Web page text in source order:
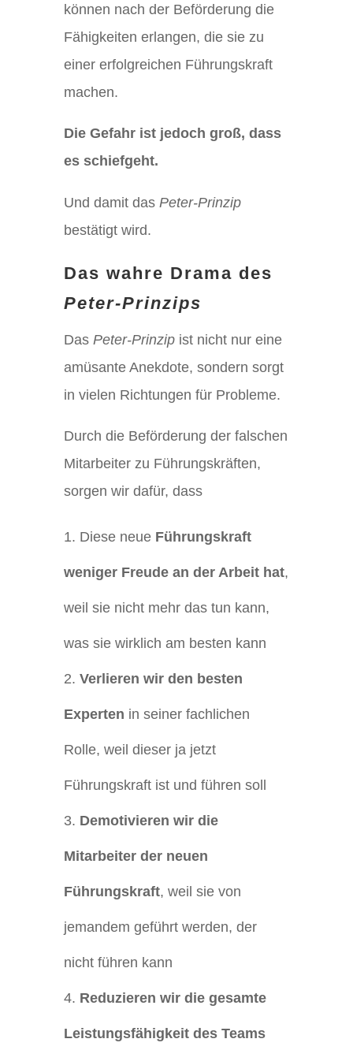
können nach der Beförderung die
Fähigkeiten erlangen, die sie zu
einer erfolgreichen Führungskraft
machen.
Die Gefahr ist jedoch groß, dass
es schiefgeht.
Und damit das Peter-Prinzip
bestätigt wird.
Das wahre Drama des
Peter-Prinzips
Das Peter-Prinzipist nicht nur eine
amüsante Anekdote, sondern sorgt
in vielen Richtungen für Probleme.
Durch die Beförderung der falschen
Mitarbeiter zu Führungskräften,
sorgen wir dafür, dass
Diese neue Führungskraft
weniger Freude an der Arbeit hat,
weil sie nicht mehr das tun kann,
was sie wirklich am besten kann
Verlieren wir den besten
Experten in seiner fachlichen
Rolle, weil dieser ja jetzt
Führungskraft ist und führen soll
Demotivieren wir die
Mitarbeiter der neuen
Führungskraft, weil sie von
jemandem geführt werden, der
nicht führen kann
Reduzieren wir die gesamte
Leistungsfähigkeit des Teams